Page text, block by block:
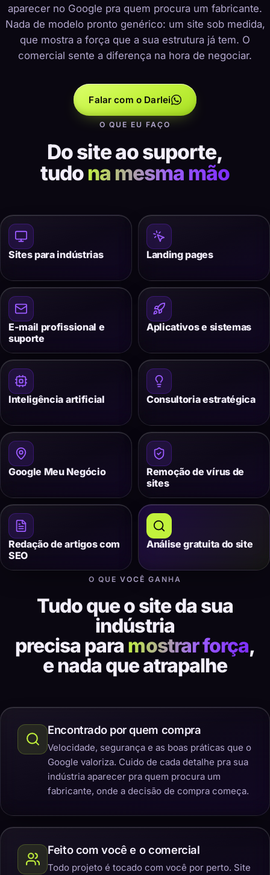
aparecer no Google pra quem procura um fabricante.
Nada de modelo pronto genérico: um site sob medida,
que mostra a força que a sua estrutura já tem. O
comercial sente a diferença na hora de negociar.
Falar com o Darlei
O QUE EU FAÇO
Do site ao suporte,
tudona mesma mão
Sites para indústrias Landing pages
E-mail profissional e
suporte
Aplicativos e sistemas
Inteligência artificial Consultoria estratégica
Google Meu Negócio
Remoção de vírus de
sites
Redação de artigos com
SEO
Análise gratuita do site
O QUE VOCÊ GANHA
Tudo que o site da sua
indústria
precisa para mostrar força,
e nada que atrapalhe
Encontrado por quem compra
Velocidade, segurança e as boas práticas que o
Google valoriza. Cuido de cada detalhe pra sua
indústria aparecer pra quem procura um
fabricante, onde a decisão de compra começa.
Feito com você e o comercial
Todo projeto é tocado com você por perto. Site